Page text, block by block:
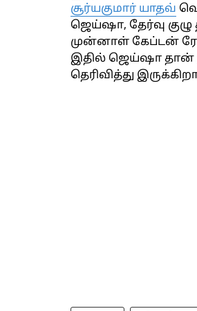
சூர்யகுமார் யாதவ்
ஜெய்ஷா, தேர்வு
முன்னாள் கேப்டன்
இதில் ஜெய்ஷா தான்
தெரிவித்து